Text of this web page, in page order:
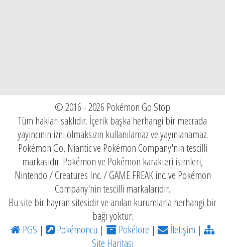
© 2016 - 2026 Pokémon Go Stop
Tüm hakları saklıdır. İçerik başka herhangi bir mecrada
yayıncının izni olmaksızın kullanılamaz ve yayınlanamaz.
Pokémon Go, Niantic ve Pokémon Company'nin tescilli
markasıdır. Pokémon ve Pokémon karakteri isimleri,
Nintendo / Creatures Inc. / GAME FREAK inc. ve Pokémon
Company'nin tescilli markalarıdır.
Bu site bir hayran sitesidir ve anılan kurumlarla herhangi bir
bağı yoktur.
PGS | Pokémoncu | Pokélore | İletişim |
Site Haritası